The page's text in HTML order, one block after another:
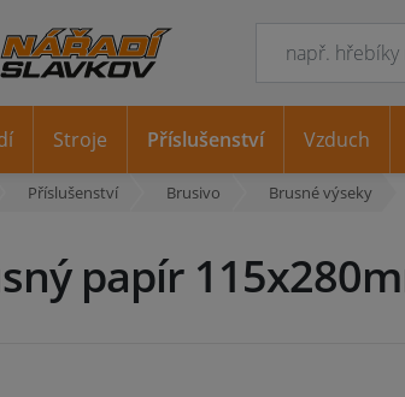
Příslušenství Brusivo Brusné výseky
papír
Stroje Příslušenství Vzduch